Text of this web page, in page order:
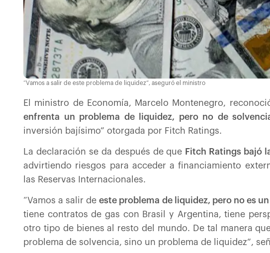
“Vamos a salir de este problema de liquidez”, aseguró el ministro
El ministro de Economía, Marcelo Montenegro,
enfrenta un problema de liquidez, pero no de
inversión bajísimo” otorgada por Fitch Ratings.
La declaración se da después de que Fitch Ratings bajó
advirtiendo riesgos para acceder a financiamiento
las Reservas Internacionales.
“Vamos a salir deeste problema de liquidez, pero no es
tiene contratos de gas con Brasil y Argentina, tiene
otro tipo de bienes al resto del mundo. De tal manera
problema de solvencia, sino un problema de liquidez”,